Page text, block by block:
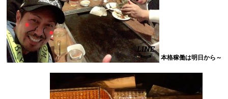
本格稼働は明日から～